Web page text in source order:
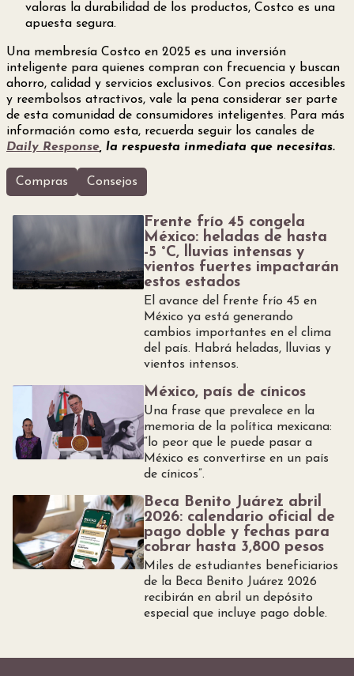
valoras la durabilidad de los productos, Costco es una
apuesta segura.
Una membresía Costco en 2025 es una inversión
inteligente para quienes compran con frecuencia y buscan
ahorro, calidad y servicios exclusivos. Con precios accesibles
y reembolsos atractivos, vale la pena considerar ser parte
de esta comunidad de consumidores inteligentes. Para más
información como esta, recuerda seguir los canales de
Daily Response, la respuesta inmediata que necesitas.
Compras Consejos
Frente frío 45 congela
México: heladas de hasta
-5 °C, lluvias intensas y
vientos fuertes impactarán
estos estados
El avance del frente frío 45 en
México ya está generando
cambios importantes en el clima
del país. Habrá heladas, lluvias y
vientos intensos.
México, país de cínicos
Una frase que prevalece en la
memoria de la política mexicana:
“lo peor que le puede pasar a
México es convertirse en un país
de cínicos”.
Beca Benito Juárez abril
2026: calendario oficial de
pago doble y fechas para
cobrar hasta 3,800 pesos
Miles de estudiantes beneficiarios
de la Beca Benito Juárez 2026
recibirán en abril un depósito
especial que incluye pago doble.